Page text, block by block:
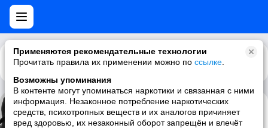
Применяются рекомендательные технологии
Прочитать правила их применении можно по ссылке
Возможны упоминания
В контенте могут упоминаться наркотики и связанная с ними
информация. Незаконное потребление наркотических
средств, психотропных веществ и их аналогов причиняет
вред здоровью, их незаконный оборот запрещён и влечёт
Каталог Рекомендации
Ramadanman